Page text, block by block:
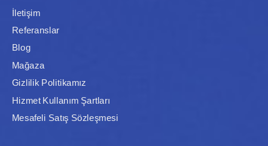
İletişim
Referanslar
Blog
Mağaza
Gizlilik Politikamız
Hizmet Kullanım Şartları
Mesafeli Satış Sözleşmesi